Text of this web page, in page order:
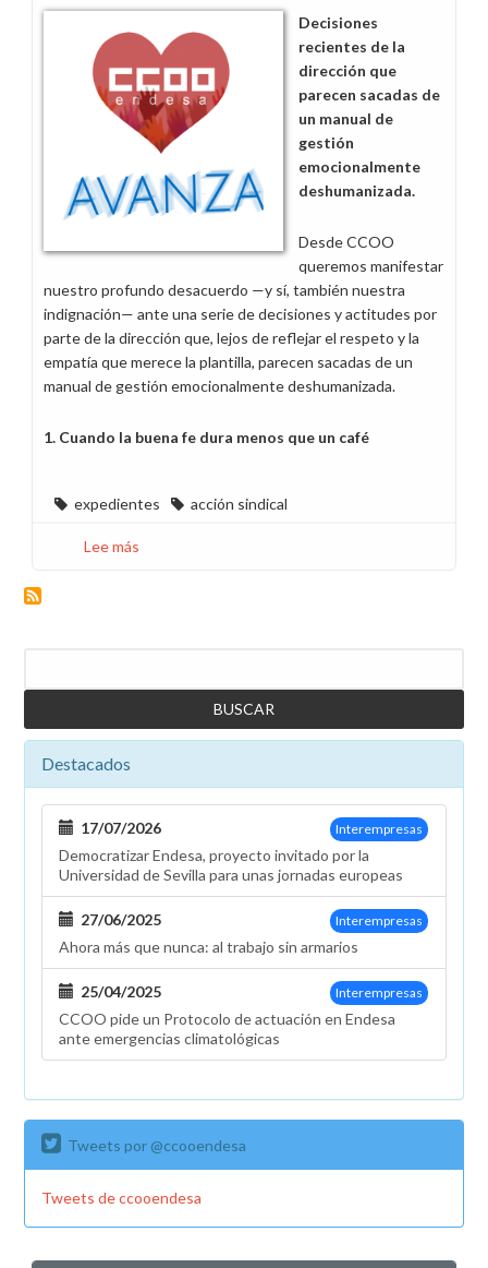
Decisiones
recientes de la
dirección que
parecen sacadas de
un manual de
gestión
emocionalmente
deshumanizada.
Desde CCOO
queremos manifestar
nuestro profundo desacuerdo —y sí, también nuestra
indignación— ante una serie de decisiones y actitudes por
parte de la dirección que, lejos de reflejar el respeto y la
empatía que merece la plantilla, parecen sacadas de un
manual de gestión emocionalmente deshumanizada.
1. Cuando la buena fe dura menos que un café
expedientes acción sindical
Lee más
Destacados
Interempresas
17/07/2026
Democratizar Endesa, proyecto invitado por la
Universidad de Sevilla para unas jornadas europeas
Interempresas
27/06/2025
Ahora más que nunca: al trabajo sin armarios
Interempresas
25/04/2025
CCOO pide un Protocolo de actuación en Endesa
ante emergencias climatológicas
Tweets por @ccooendesa
Tweets de ccooendesa